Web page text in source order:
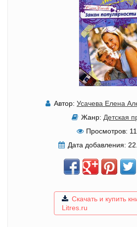
Автор: Усачева Елена
Жанр: Детская
Просмотров:
Дата добавления:
Скачать и купить
Litres.ru